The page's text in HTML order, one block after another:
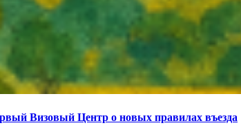
Визовый Центр о новых правилах въезда